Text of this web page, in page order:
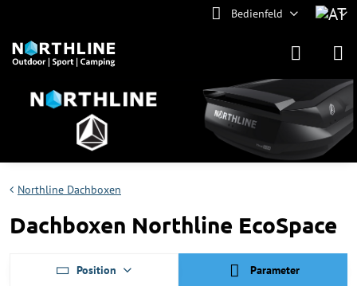
Bedienfeld
Northline Dachboxen
Dachboxen Northline EcoSpace
Position Parameter